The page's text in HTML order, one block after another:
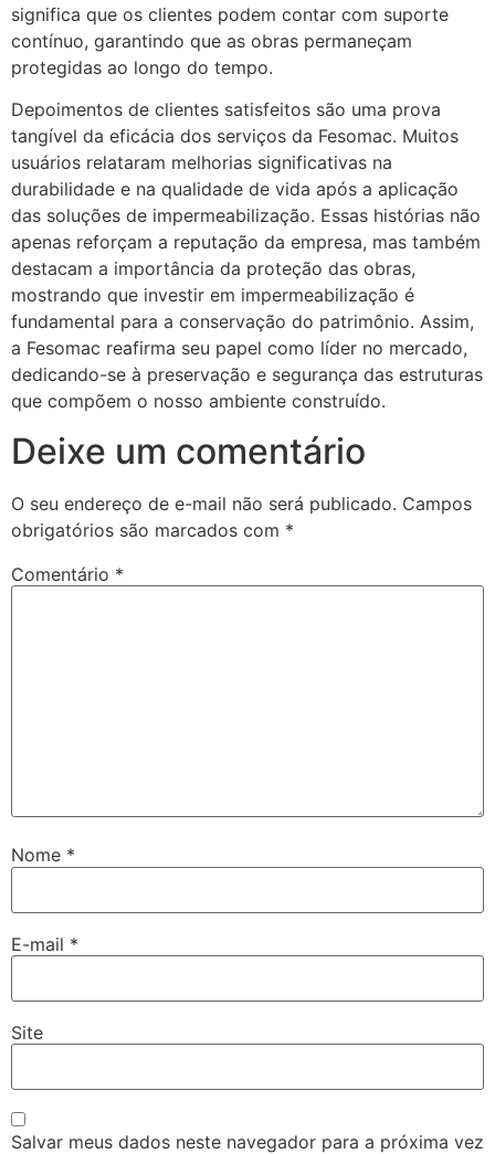
significa que os clientes podem contar com suporte
contínuo, garantindo que as obras permaneçam
protegidas ao longo do tempo.
Depoimentos de clientes satisfeitos são uma prova
tangível da eficácia dos serviços da Fesomac. Muitos
usuários relataram melhorias significativas na
durabilidade e na qualidade de vida após a aplicação
das soluções de impermeabilização. Essas histórias não
apenas reforçam a reputação da empresa, mas também
destacam a importância da proteção das obras,
mostrando que investir em impermeabilização é
fundamental para a conservação do patrimônio. Assim,
a Fesomac reafirma seu papel como líder no mercado,
dedicando-se à preservação e segurança das estruturas
que compõem o nosso ambiente construído.
Deixe um comentário
O seu endereço de e-mail não será publicado. Campos
obrigatórios são marcados com *
Comentário *
Nome *
E-mail *
Site
Salvar meus dados neste navegador para a próxima vez